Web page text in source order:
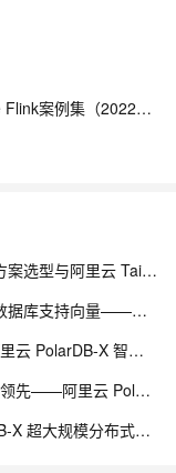
【藏经阁一起读（27）】本周推荐《Apache Flink案例集（2022版）》，你有哪些心得？
模型上下文如何存储？大模型会话记忆存储方案选型与阿里云 Tair exhash 实践指南
分布式数据库支持向量检索吗？哪些关系型数据库支持向量——阿里云 PolarDB-X 海量分布式承载能力解析
数据库 AI 助手是什么？能帮我做什么——阿里云 PolarDB-X 智能诊断与自治运维能力解析
主流分布式数据库的 AI 能力怎么对比？谁更领先——阿里云 PolarDB-X 分布式 AI 承载能力解析
Agent 应用如何选型数据库？阿里云 PolarDB-X 超大规模分布式数据承载能力解析